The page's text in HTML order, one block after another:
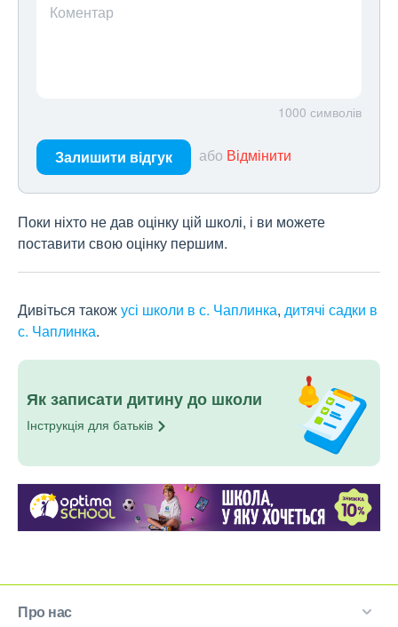
Коментар
1000 символів
Залишити відгук або Відмінити
Поки ніхто не дав оцінку цій школі, і ви можете
поставити свою оцінку першим.
Дивіться такожусі школи в с. Чаплинка, дитячі садки в
с. Чаплинка.
Як записати дитину до школи
Інструкція для батьків
Про нас